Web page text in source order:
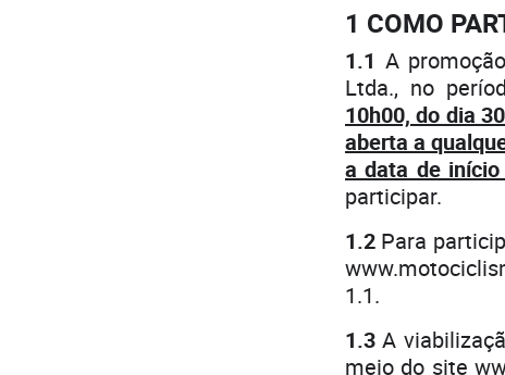
1 COMO
1.1 A
Ltda., no
10h00, do dia
aberta a
a data de
participar.
1.2 Para
1.1.
1.3 A
meio do site